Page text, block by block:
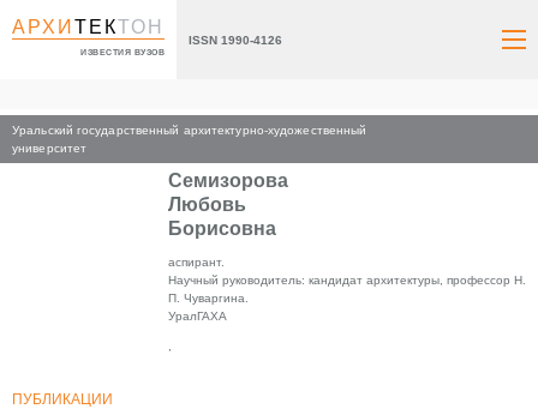
АРХИТЕКТОН
ИЗВЕСТИЯ ВУЗОВ
ISSN 1990-4126
Уральский государственный архитектурно-художественный
университет
Главная
Семизорова
Любовь
Борисовна
аспирант.
Научный руководитель: кандидат архитектуры, профессор Н.
П. Чуваргина.
УралГАХА
ПУБЛИКАЦИИ